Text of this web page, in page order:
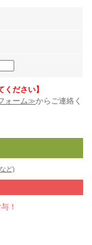
ださい】
ォーム≫からご連絡く
ど)
！